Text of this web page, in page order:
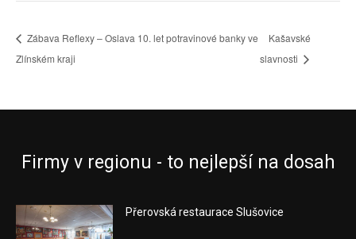
Zábava Reflexy – Oslava 10. let potravinové banky ve
Zlínském kraji
Kašavské
slavnosti
Firmy v regionu - to nejlepší na dosah
Přerovská restaurace Slušovice